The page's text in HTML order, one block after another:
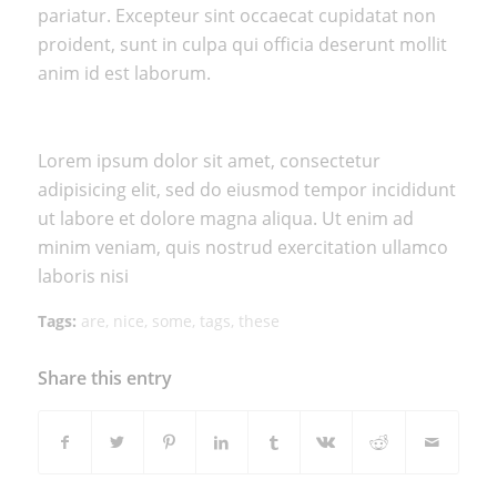
pariatur. Excepteur sint occaecat cupidatat non
proident, sunt in culpa qui officia deserunt mollit
anim id est laborum.
Lorem ipsum dolor sit amet, consectetur
adipisicing elit, sed do eiusmod tempor incididunt
ut labore et dolore magna aliqua. Ut enim ad
minim veniam, quis nostrud exercitation ullamco
laboris nisi
Tags: are, nice, some, tags, these
Share this entry